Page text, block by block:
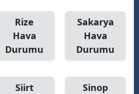
Rize
Hava
Durumu
Sakarya
Hava
Durumu
Siirt
Sinop